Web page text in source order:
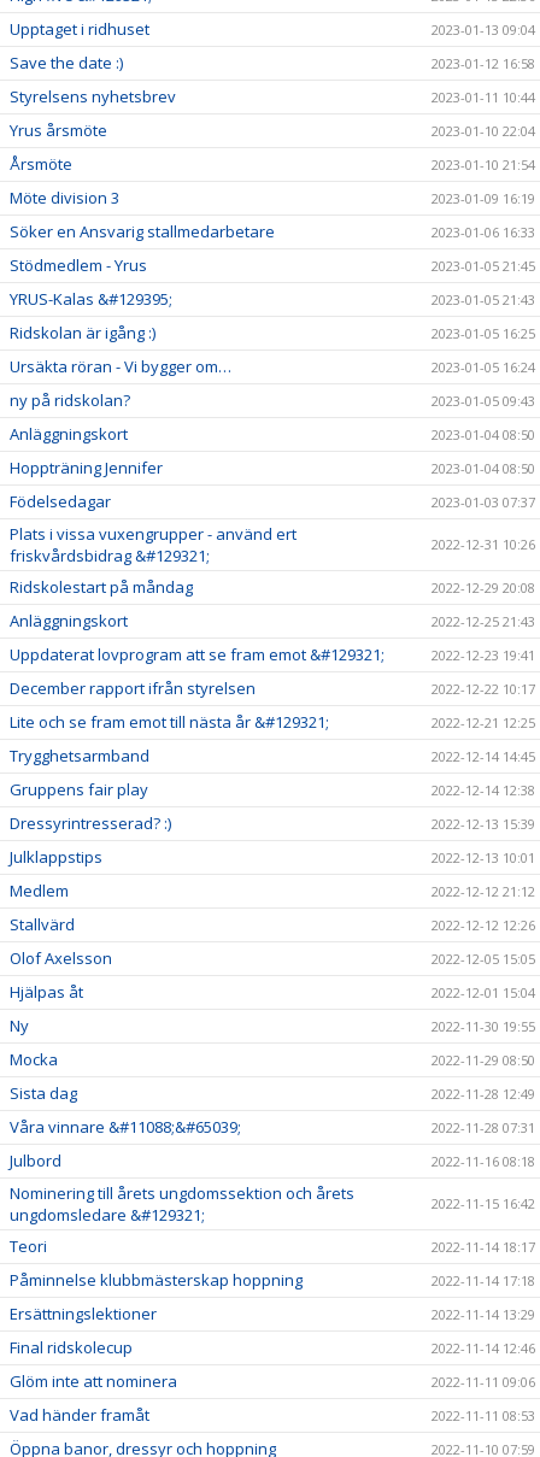
Upptaget i ridhuset 2023-01-13 09:04
Save the date :) 2023-01-12 16:58
Styrelsens nyhetsbrev 2023-01-11 10:44
Yrus årsmöte 2023-01-10 22:04
Årsmöte 2023-01-10 21:54
Möte division 3 2023-01-09 16:19
Söker en Ansvarig stallmedarbetare 2023-01-06 16:33
Stödmedlem - Yrus 2023-01-05 21:45
YRUS-Kalas &#129395; 2023-01-05 21:43
Ridskolan är igång :) 2023-01-05 16:25
Ursäkta röran - Vi bygger om… 2023-01-05 16:24
ny på ridskolan? 2023-01-05 09:43
Anläggningskort 2023-01-04 08:50
Hoppträning Jennifer 2023-01-04 08:50
Födelsedagar 2023-01-03 07:37
Plats i vissa vuxengrupper - använd ert
friskvårdsbidrag &#129321;
2022-12-31 10:26
Ridskolestart på måndag 2022-12-29 20:08
Anläggningskort 2022-12-25 21:43
Uppdaterat lovprogram att se fram emot &#129321; 2022-12-23 19:41
December rapport ifrån styrelsen 2022-12-22 10:17
Lite och se fram emot till nästa år &#129321; 2022-12-21 12:25
Trygghetsarmband 2022-12-14 14:45
Gruppens fair play 2022-12-14 12:38
Dressyrintresserad? :) 2022-12-13 15:39
Julklappstips 2022-12-13 10:01
Medlem 2022-12-12 21:12
Stallvärd 2022-12-12 12:26
Olof Axelsson 2022-12-05 15:05
Hjälpas åt 2022-12-01 15:04
Ny 2022-11-30 19:55
Mocka 2022-11-29 08:50
Sista dag 2022-11-28 12:49
Våra vinnare &#11088;&#65039; 2022-11-28 07:31
Julbord 2022-11-16 08:18
Nominering till årets ungdomssektion och årets
ungdomsledare &#129321;
2022-11-15 16:42
Teori 2022-11-14 18:17
Påminnelse klubbmästerskap hoppning 2022-11-14 17:18
Ersättningslektioner 2022-11-14 13:29
Final ridskolecup 2022-11-14 12:46
Glöm inte att nominera 2022-11-11 09:06
Vad händer framåt 2022-11-11 08:53
Öppna banor, dressyr och hoppning 2022-11-10 07:59